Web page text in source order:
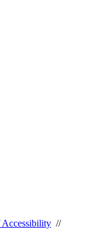
Accessibility //